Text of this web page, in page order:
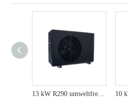
13 kW R290 umweltfreundliche Wärmepumpe für maximale Effizienz